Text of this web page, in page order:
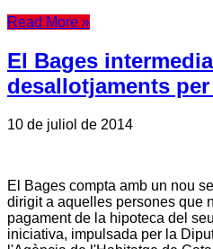
Read More »
El Bages
desallotjaments
10 de juliol de 2014
El Bages compta amb un nou
dirigit a aquelles persones que
pagament de la hipoteca del
iniciativa, impulsada per la